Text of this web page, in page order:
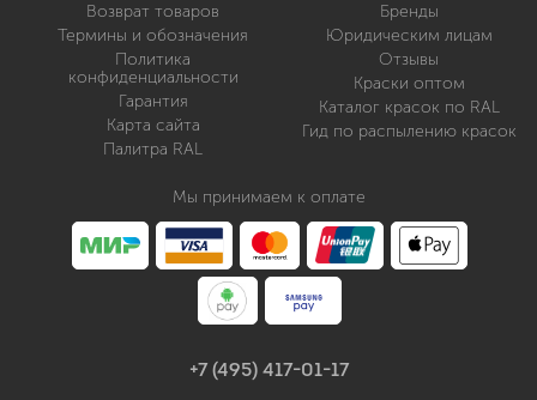
Возврат товаров
Термины и обозначения
Политика
конфиденциальности
Гарантия
Карта сайта
Палитра RAL
Бренды
Юридическим лицам
Отзывы
Краски оптом
Каталог красок по RAL
Гид по распылению красок
Мы принимаем к оплате
+7 (495) 417-01-17